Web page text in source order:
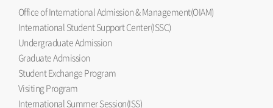
Office of International Admission & Management(OIAM)
International Student Support Center(ISSC)
Undergraduate Admission
Graduate Admission
Student Exchange Program
Visiting Program
International Summer Session(ISS)